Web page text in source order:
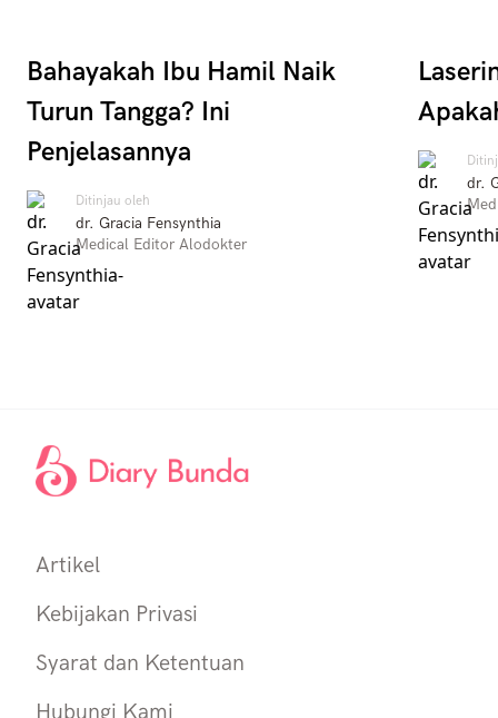
Bahayakah Ibu Hamil Naik
Turun Tangga? Ini
Penjelasannya
Ditinjau oleh
dr. Gracia Fensynthia
Medical Editor Alodokter
dr.
Artikel
Kebijakan Privasi
Syarat dan Ketentuan
Hubungi Kami